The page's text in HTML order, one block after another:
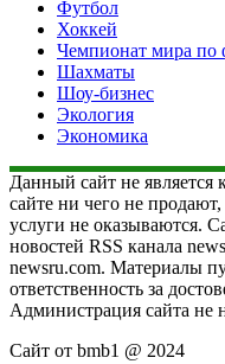
Футбол
Хоккей
Чемпионат мира по
Шахматы
Шоу-бизнес
Экология
Экономика
Данный сайт не
сайте ни чего не
услуги не оказываются.
новостей RSS канала
newsru.com. Материалы
ответственность за
Администрация сайта не
Сайт от bmb1 @ 2024